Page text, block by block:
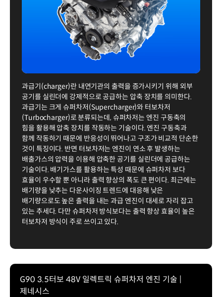
과급기(charger)란 내연기관의 출력을 증가시키기 위해 외부
공기를 실린더에 강제적으로 공급하는 압축 장치를 의미한다.
과급기는 크게 슈퍼차저(Supercharger)와 터보차저
(Turbocharger)로 분류되는데, 슈퍼차저는 엔진 구동축의
힘을 활용해 압축 장치를 작동하는 기술이다. 엔진 구동축과
함께 작동하기 때문에 반응성이 뛰어나고 구조가 비교적 단순한
것이 특징이다. 반면 터보차저는 엔진이 연소 후 발생하는
배출가스의 압력을 이용해 압축한 공기를 실린더에 공급하는
기술이다. 배기가스를 활용하는 특성 때문에 슈퍼차저 보다
효율이 우수할 뿐 아니라 출력 향상의 폭도 큰 편이다. 최근에는
배기량을 낮추는 다운사이징 트렌드에 대응해 낮은
배기량으로도 높은 출력을 내는 과급 엔진이 대세로 자리 잡고
있는 추세다. 다만 슈퍼차저 방식보다는 출력 향상 효율이 높은
터보차저 방식이 주로 쓰이고 있다.
G90 3.5터보 48V 일렉트릭 슈퍼차저 엔진 기술 |
제네시스